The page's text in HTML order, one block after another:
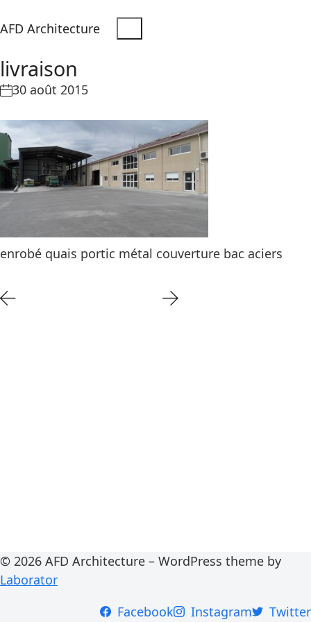
AFD Architecture
livraison
30 août 2015
enrobé quais portic métal couverture bac aciers
© 2026 AFD Architecture – WordPress theme by
Laborator
Facebook
Instagram Twitter